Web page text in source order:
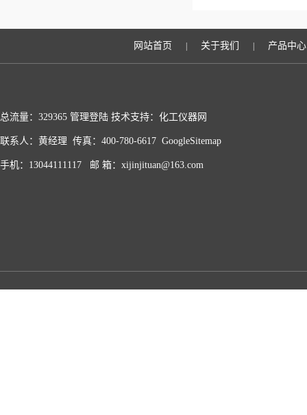
网站首页 关于我们 产品中心
总流量：329365 管理登陆 技术支持：化工仪器网
联系人：黄经理 传真：400-780-6617 GoogleSitemap
手机：13044111117 邮 箱：xijinjituan@163.com